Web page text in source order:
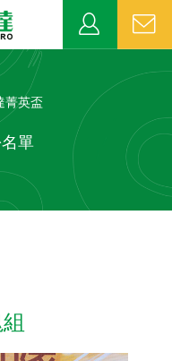
菁英盃
單